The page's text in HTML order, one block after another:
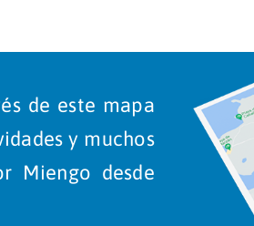
de este mapa
y muchos
Miengo desde